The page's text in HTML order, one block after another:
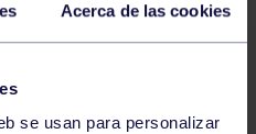
Acerca de las cookies
se usan para personalizar
– SANTA MARÍA